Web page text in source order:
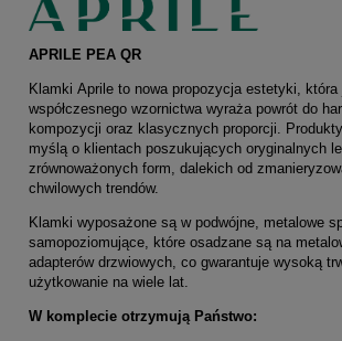
APRILE PEA QR
Klamki Aprile to nowa propozycja estetyki, która
współczesnego wzornictwa wyraża powrót do
kompozycji oraz klasycznych proporcji.
myślą o klientach poszukujących oryginalnych
zrównoważonych form, dalekich od
chwilowych trendów.
Klamki wyposażone są w podwójne, metalowe
samopoziomujące, które osadzane są na
adapterów drzwiowych, co gwarantuje wysoką
użytkowanie na wiele lat.
W komplecie otrzymują Państwo: